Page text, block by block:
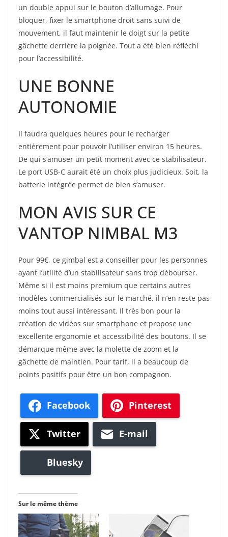
un double appui sur le bouton d’allumage. Pour
bloquer, fixer le smartphone droit sans suivi de
mouvement, il faut maintenir le doigt sur la petite
gâchette derrière la poignée. Tout a été bien réfléchi
pour l’accessibilité.
UNE BONNE
AUTONOMIE
Il faudra quelques heures pour le recharger
entièrement pour pouvoir l’utiliser environ 15 heures.
De qui s’amuser un petit moment avec ce stabilisateur.
Le port USB-C aurait été un choix plus judicieux. Soit, la
batterie intégrée permet de bien s’amuser.
MON AVIS SUR CE
VANTOP NIMBAL M3
Pour 99€, ce gimbal est a conseiller pour les personnes
ayant l’utilité d’un stabilisateur sans trop débourser.
Même si il est moins premium que certains autres
modèles commercialisés sur le marché, il n’en reste pas
moins tout aussi intéressant. Il très bon pour la
création de vidéos sur smartphone et propose une
excellente ergonomie et accessibilité des boutons. Il se
démarque même avec la molette de zoom et la
gâchette de maintien. Pour tarif, il a beaucoup de
points positifs pour être un bon compagnon.
Facebook Pinterest
Twitter E-mail
Bluesky
Sur le même thème